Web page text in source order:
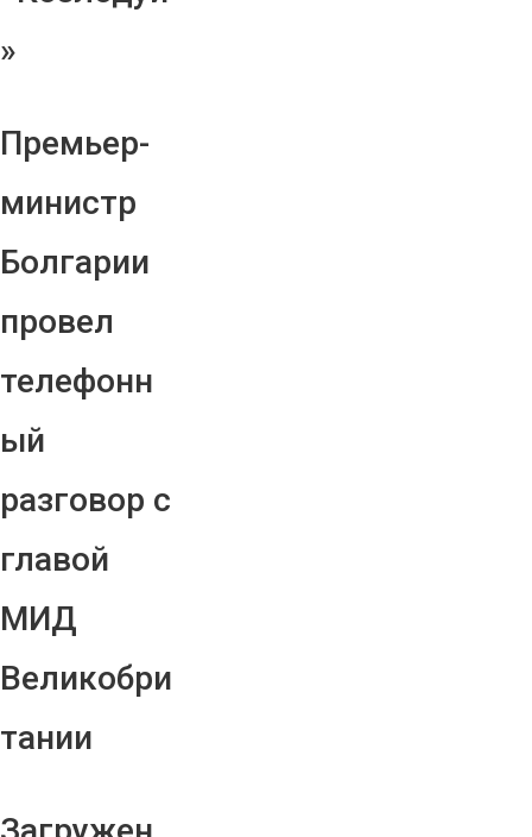
»
Премьер-
министр
Болгарии
провел
телефонн
ый
разговор с
главой
МИД
Великобри
тании